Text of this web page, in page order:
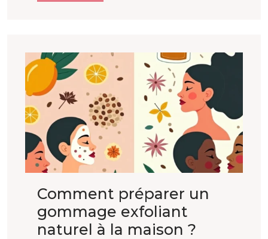
Comment préparer un
gommage exfoliant
naturel à la maison ?